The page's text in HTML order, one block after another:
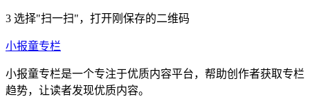
3 选择"扫一扫"，打开刚保存的二维码
小报童专栏
小报童专栏是一个专注于优质内容平台，帮助创作者获取专栏
趋势，让读者发现优质内容。